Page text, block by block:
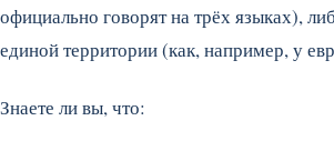
официально говорят на трёх языках),
единой территории (как, например, у
Знаете ли вы, что: